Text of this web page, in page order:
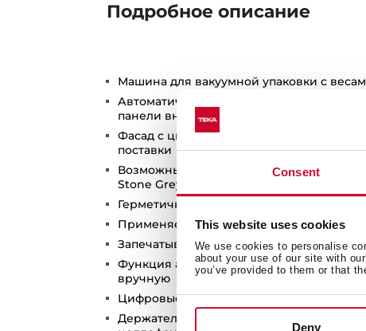
Consent
This website uses cookies
We use cookies to personalise
about your use of our site with
you’ve provided to them or that
Deny
Подробное описание
Машина для вакуумной упаковки с
Автоматическое открывание PUSH-PULL
панели внутрь)
Фасад с цветом на выбор - стекло без
поставки
Возможные цвета фасада: Night River
Stone Grey, Steam Grey, White, Infinity
Герметичная упаковка пищи в
Применяется для приготовления блюд
Запечатывание обычных
Функция автоматического
вручную
Цифровые кухонные весы с защитной
Держатели алюминиевой фольги и